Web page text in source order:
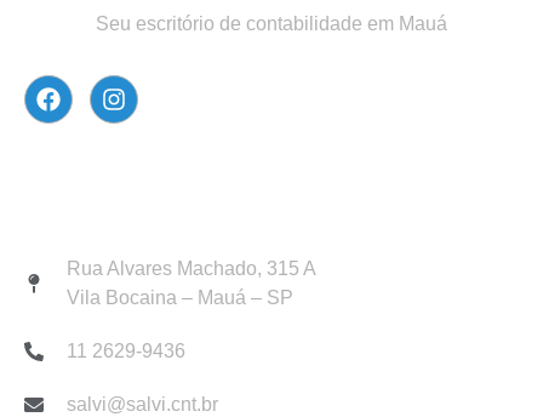
Seu escritório de contabilidade em Mauá
Rua Alvares Machado, 315 A
Vila Bocaina – Mauá – SP
11 2629-9436
salvi@salvi.cnt.br